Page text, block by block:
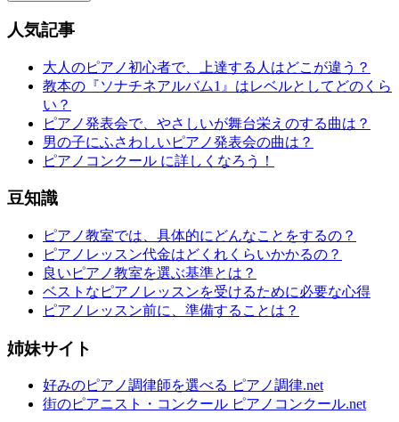
人気記事
大人のピアノ初心者で、上達する人はどこが違う？
教本の『ソナチネアルバム1』はレベルとしてどのくら
い？
ピアノ発表会で、やさしいが舞台栄えのする曲は？
男の子にふさわしいピアノ発表会の曲は？
ピアノコンクール に詳しくなろう！
豆知識
ピアノ教室では、具体的にどんなことをするの？
ピアノレッスン代金はどくれくらいかかるの？
良いピアノ教室を選ぶ基準とは？
ベストなピアノレッスンを受けるために必要な心得
ピアノレッスン前に、準備することは？
姉妹サイト
好みのピアノ調律師を選べる ピアノ調律.net
街のピアニスト・コンクール ピアノコンクール.net